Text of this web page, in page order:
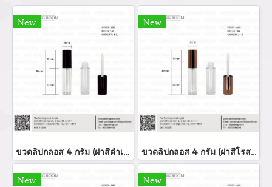
New
ขวดลิปกลอส 4 กรัม (ฝาสีดำเงา)
New
ขวดลิปกลอส 4 กรัม (ฝาสีโรสโกล์ด)
New New